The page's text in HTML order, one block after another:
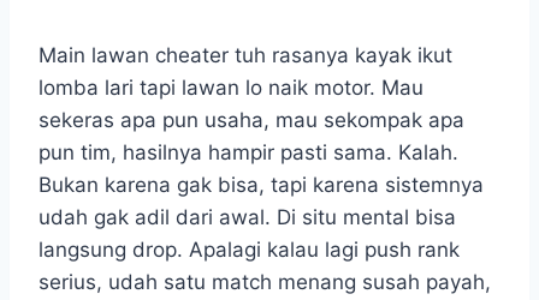
Main lawan cheater tuh rasanya kayak ikut
lomba lari tapi lawan lo naik motor. Mau
sekeras apa pun usaha, mau sekompak apa
pun tim, hasilnya hampir pasti sama. Kalah.
Bukan karena gak bisa, tapi karena sistemnya
udah gak adil dari awal. Di situ mental bisa
langsung drop. Apalagi kalau lagi push rank
serius, udah satu match menang susah payah,